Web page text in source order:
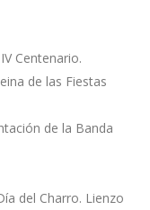
Centenario.
de las Fiestas
de la Banda
del Charro. Lienzo